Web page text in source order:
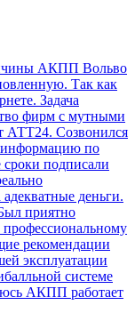
АКПП Вольво
Так как
Задача
фирм с мутными
АТТ24. Созвонился
по
подписали
деньги.
приятно
рекомендации
эксплуатации
системе
АКПП работает